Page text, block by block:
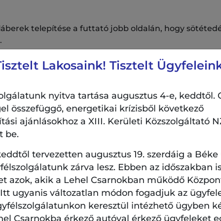
telepítése a futtató jobb oldalán, hogy
használat elkerülésére osztókarfás padok
újakat telepítünk a futtató szélére, így nagyobb
belül arra, hogy a kutyák szabadon
kérdése összetett és gyakran megosztó
alkalmazható megoldás. Több lehetőség
Lakosaink! Tisztelt
nyitva tartása augusztus 4-e, keddtől.
összefüggő, energetikai krízisből következő
ajánlásokhoz a XIII. Kerületi Közszolgáltató
be.
tervezetten augusztus 19. szerdáig a Béke
zárva lesz. Ebben az időszakban
azok, akik a Lehel Csarnokban működő
ugyanis változatlan módon fogadjuk az
keresztül intézhető ügyben
Csarnokba érkező autóval érkező ügyfeleket